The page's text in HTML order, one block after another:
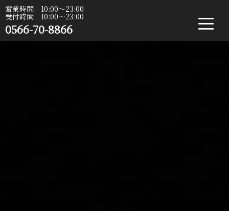
営業時間 10:00〜23:00
受付時間 10:00〜23:00
0566-70-8866